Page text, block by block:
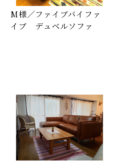
M様／ファイブバイファ
イブ デュベルソファ